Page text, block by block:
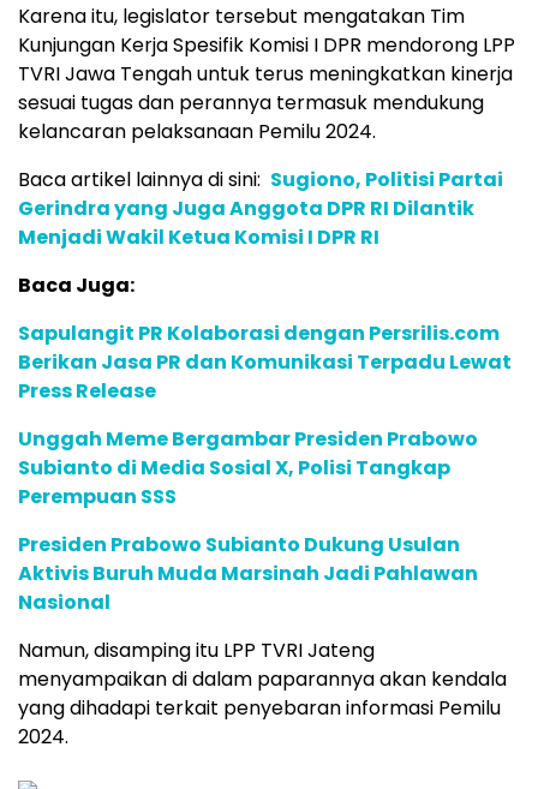
Karena itu, legislator tersebut mengatakan Tim
Kunjungan Kerja Spesifik Komisi I DPR mendorong LPP
TVRI Jawa Tengah untuk terus meningkatkan kinerja
sesuai tugas dan perannya termasuk mendukung
kelancaran pelaksanaan Pemilu 2024.
Baca artikel lainnya di sini: Sugiono, Politisi Partai
Gerindra yang Juga Anggota DPR RI Dilantik
Menjadi Wakil Ketua Komisi I DPR RI
Baca Juga:
Sapulangit PR Kolaborasi dengan Persrilis.com
Berikan Jasa PR dan Komunikasi Terpadu Lewat
Press Release
Unggah Meme Bergambar Presiden Prabowo
Subianto di Media Sosial X, Polisi Tangkap
Perempuan SSS
Presiden Prabowo Subianto Dukung Usulan
Aktivis Buruh Muda Marsinah Jadi Pahlawan
Nasional
Namun, disamping itu LPP TVRI Jateng
menyampaikan di dalam paparannya akan kendala
yang dihadapi terkait penyebaran informasi Pemilu
2024.